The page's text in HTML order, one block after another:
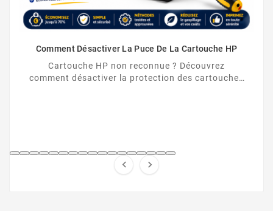
Comment Désactiver La Puce De La Cartouche HP
Cartouche HP non reconnue ? Découvrez
comment désactiver la protection des cartouches
 